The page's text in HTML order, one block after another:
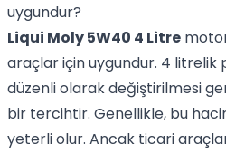
uygundur?
Liqui Moly 5W40 4 Litre
araçlar için uygundur. 4 litrelik
düzenli olarak değiştirilmesi
bir tercihtir. Genellikle, bu
yeterli olur. Ancak ticari